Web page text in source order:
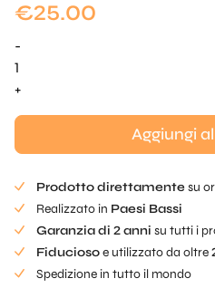
€25.00
-
Piastra
di
in
Stencil
quantità
+
Aggiungi
Prodotto direttamentesu
Realizzato in Paesi Bassi
Garanzia di 2 anni su tutti i
Fiduciosoe utilizzato da oltre
Spedizione in tutto il mondo